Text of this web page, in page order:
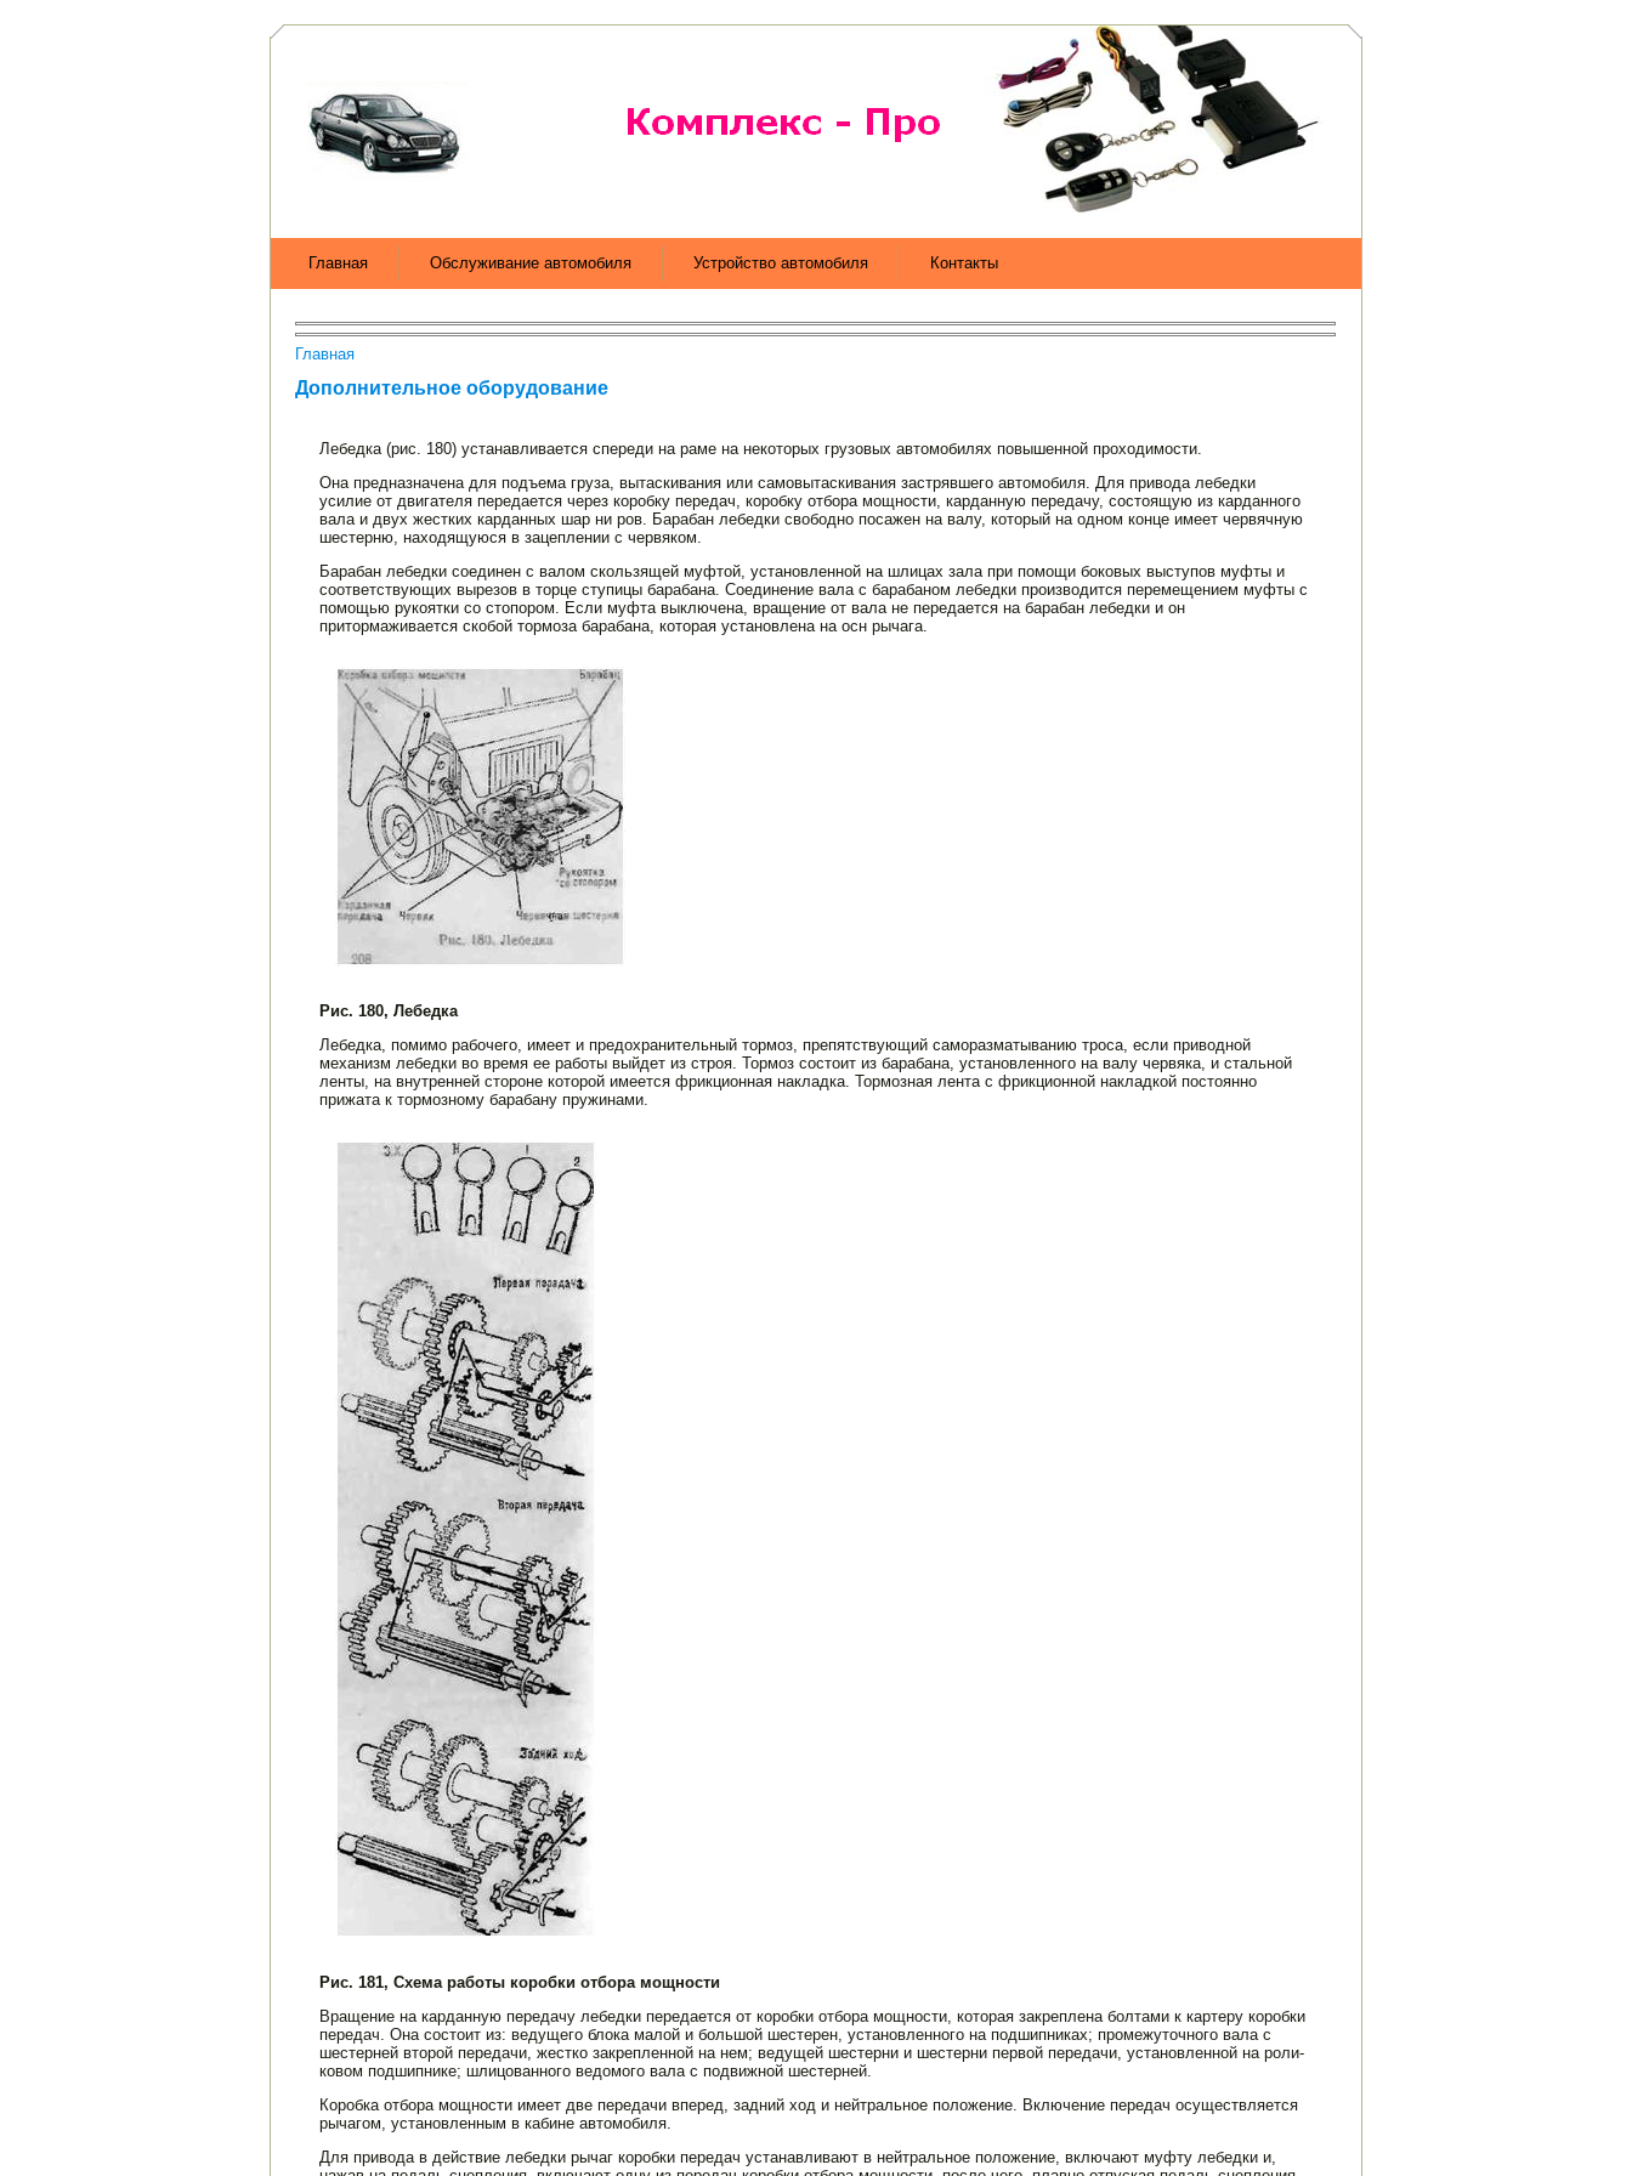
Главная Обслуживание автомобиля Устройство автомобиля Контакты
Главная
Дополнительное оборудование
Лебедка (рис. 180) устанавливается спереди на раме на некоторых грузовых автомобилях повышенной проходимости.
Она предназначена для подъема груза, вытаскивания или самовытаскивания застрявше­го автомобиля. Для привода лебедки
усилие от двигателя передается через коробку передач, коробку отбора мощности, карданную передачу, состоящую из карданного
вала и двух жестких карданных шар ни ров. Барабан лебедки свободно посажен на валу, который на одном конце имеет червячную
шестерню, находящуюся в зацеплении с червяком.
Барабан лебедки соединен с валом скользящей муфтой, уста­новленной на шлицах зала при помощи боковых выступов муфты и
соответствующих вырезов в торце ступицы барабана. Соединение вала с барабаном лебедки производится перемещением муфты с
по­мощью рукоятки со стопором. Если муфта выключена, вращение от вала не передается на барабан лебедки и он
притормаживается скобой тормоза барабана, которая установлена на осн рычага.
Рис. 180, Лебедка
Лебедка, помимо рабочего, имеет и предохранительный тормоз, пре­пятствующий саморазматыванию троса, если приводной
механизм лебедки во время ее работы вый­дет из строя. Тормоз состоит из барабана, установленного на валу червяка, и стальной
ленты, на внутренней стороне которой имеет­ся фрикционная накладка. Тормоз­ная лента с фрикционной наклад­кой постоянно
прижата к тормоз­ному барабану пружинами.
Рис. 181, Схема работы коробки от­бора мощности
Вращение на карданную пере­дачу лебедки передается от короб­ки отбора мощности, которая за­креплена болтами к картеру ко­робки
передач. Она состоит из: ведущего блока малой и большой шестерен, установленного на под­шипниках; промежуточного вала с
шестерней второй передачи, же­стко закрепленной на нем; веду­щей шестерни и шестерни первой передачи, установленной на роли­
ковом подшипнике; шлицованного ведомого вала с подвижной шес­терней.
Коробка отбора мощности имеет две передачи вперед, задний ход и нейтральное положение. Включение передач осуществляет­ся
рычагом, установленным в ка­бине автомобиля.
Для привода в действие лебедки рычаг коробки передач устанавли­вают в нейтральное положение, включают муфту лебедки и,